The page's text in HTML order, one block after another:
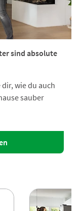
sind absolute
wie du auch
sauber